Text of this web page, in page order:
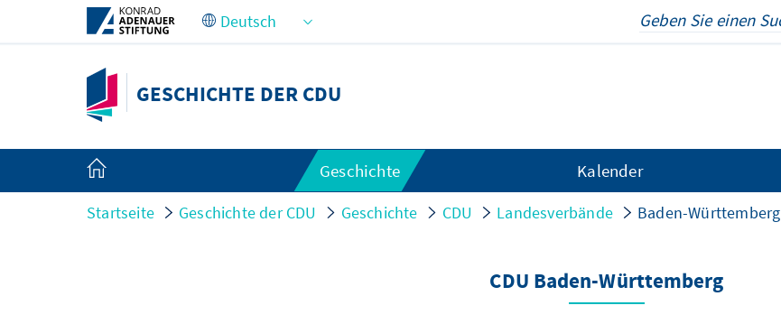
Zum Hauptinhalt springen
GESCHICHTE DER CDU
Geschichte Kalender
Startseite Geschichte der CDU Geschichte CDU Landesverbände Baden-Württemberg
CDU Baden-Württemberg